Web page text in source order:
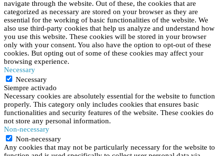
navigate through the website. Out of these, the cookies that are
categorized as necessary are stored on your browser as they are
essential for the working of basic functionalities of the website. We
also use third-party cookies that help us analyze and understand how
you use this website. These cookies will be stored in your browser
only with your consent. You also have the option to opt-out of these
cookies. But opting out of some of these cookies may affect your
browsing experience.
Necessary
Necessary
Siempre activado
Necessary cookies are absolutely essential for the website to function
properly. This category only includes cookies that ensures basic
functionalities and security features of the website. These cookies do
not store any personal information.
Non-necessary
Non-necessary
Any cookies that may not be particularly necessary for the website to